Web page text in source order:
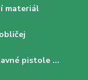
materiál
pistole ...